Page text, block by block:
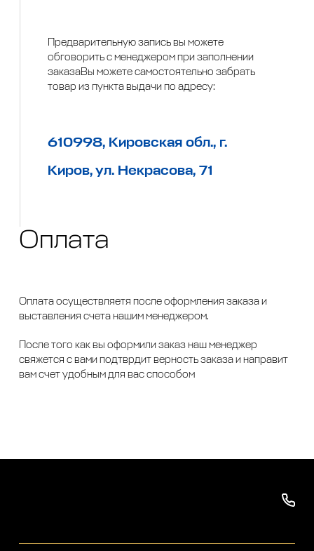
Предварительную запись вы можете
обговорить с менеджером при заполнении
заказаВы можете самостоятельно забрать
товар из пункта выдачи по адресу:
610998, Кировская обл., г.
Киров, ул. Некрасова, 71
Оплата
Оплата осуществляетя после оформления заказа и
выставления счета нашим менеджером.
После того как вы оформили заказ наш менеджер
свяжется с вами подтврдит верность заказа и направит
вам счет удобным для вас способом